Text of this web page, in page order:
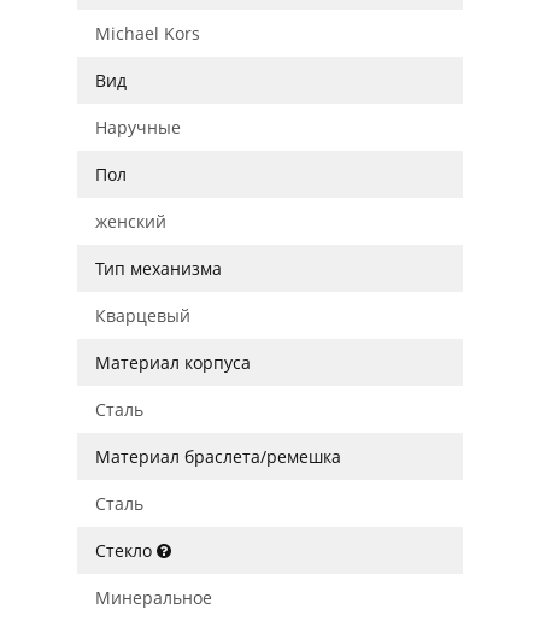
Michael Kors
Вид
Наручные
Пол
женский
Тип механизма
Кварцевый
Материал корпуса
Сталь
Материал браслета/ремешка
Сталь
Стекло
Минеральное